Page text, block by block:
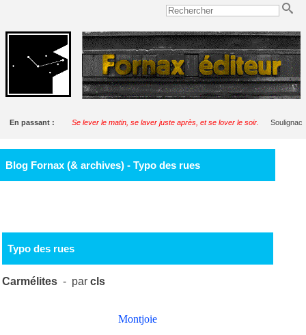
En passant : Se lever le matin, se laver juste après, et se lover le soir. Soulignac
Blog Fornax (& archives) - Typo des rues
Typo des rues
Carmélites - parcls
Montjoie